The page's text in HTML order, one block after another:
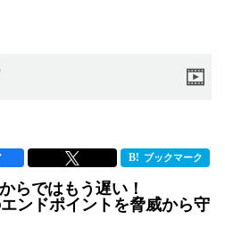
ブックマーク
らではもう遅い！
ンドポイントを脅威から守